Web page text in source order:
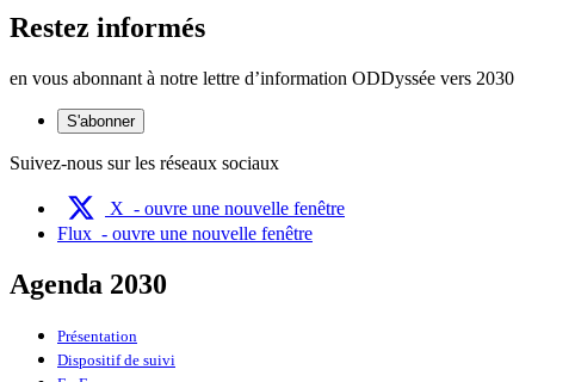
Restez informés
en vous abonnant à notre lettre d’information ODDyssée vers 2030
S'abonner
Suivez-nous sur les réseaux sociaux
X - ouvre une nouvelle fenêtre
Flux - ouvre une nouvelle fenêtre
Agenda 2030
Présentation
Dispositif de suivi